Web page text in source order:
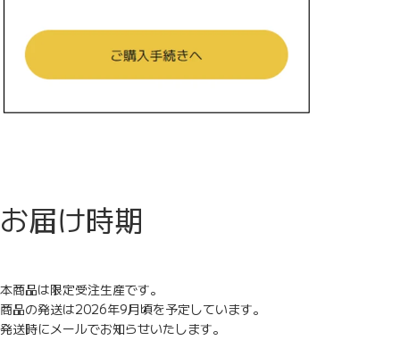
お届け時期
本商品は限定受注生産です。
商品の発送は2026年9月頃を予定しています。
発送時にメールでお知らせいたします。